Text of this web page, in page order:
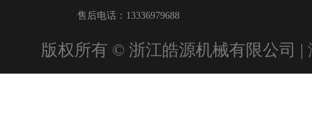
售后电话：13336979688
版权所有 © 浙江皓源机械有限公司 |